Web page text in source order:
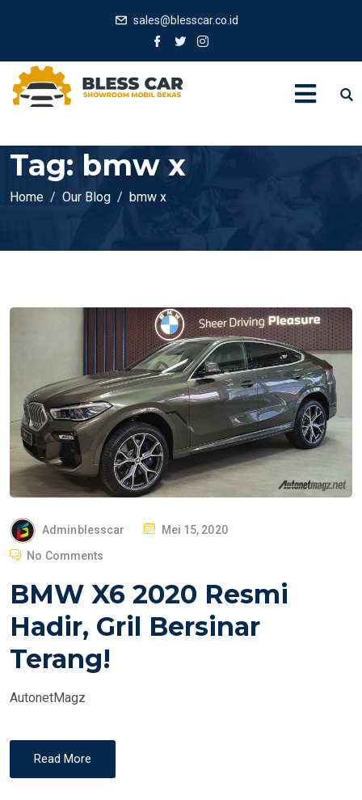
sales@blesscar.co.id
Tag: bmw x
Home Our Blog bmw x
Adminblesscar
P
T
D
Mei 15, 2020
No Comments
BMW X6 2020 Resmi
Hadir, Gril Bersinar
Terang!
AutonetMagz
Read More